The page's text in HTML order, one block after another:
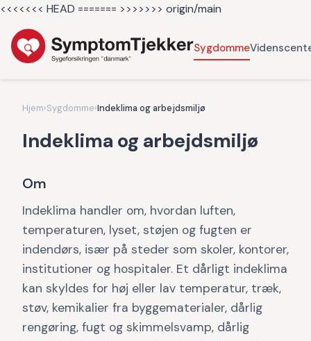
<<<<<<< HEAD ======= >>>>>>> origin/main
Sygdomme
Hjem›Sygdomme›Indeklima og arbejdsmiljø
Indeklima og arbejdsmiljø
Om
Indeklima handler om, hvordan luften,
temperaturen, lyset, støjen og fugten er
indendørs, især på steder som skoler, kontorer,
institutioner og hospitaler. Et dårligt indeklima
kan skyldes for høj eller lav temperatur, træk,
støv, kemikalier fra byggematerialer, dårlig
rengøring, fugt og skimmelsvamp, dårlig